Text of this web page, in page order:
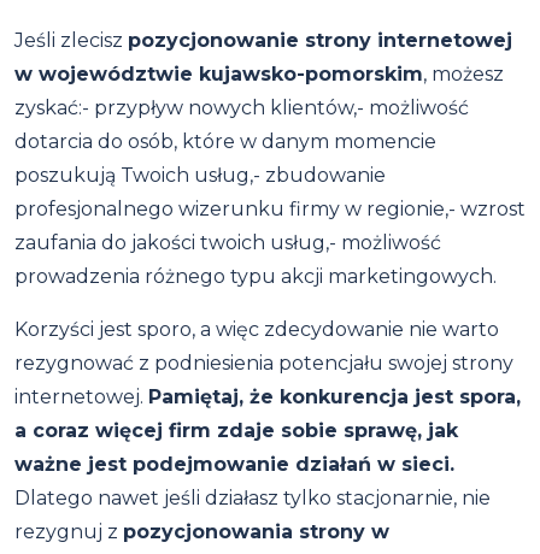
Jeśli zlecisz pozycjonowanie strony internetowej
w województwie kujawsko-pomorskim, możesz
zyskać:- przypływ nowych klientów,- możliwość
dotarcia do osób, które w danym momencie
poszukują Twoich usług,- zbudowanie
profesjonalnego wizerunku firmy w regionie,- wzrost
zaufania do jakości twoich usług,- możliwość
prowadzenia różnego typu akcji marketingowych.
Korzyści jest sporo, a więc zdecydowanie nie warto
rezygnować z podniesienia potencjału swojej strony
internetowej. Pamiętaj, że konkurencja jest spora,
a coraz więcej firm zdaje sobie sprawę, jak
ważne jest podejmowanie działań w sieci.
Dlatego nawet jeśli działasz tylko stacjonarnie, nie
rezygnuj z pozycjonowania strony w